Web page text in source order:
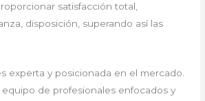
satisfacción total,
disposición, superando así las
experta y posicionada en el mercado.
equipo de profesionales enfocados y